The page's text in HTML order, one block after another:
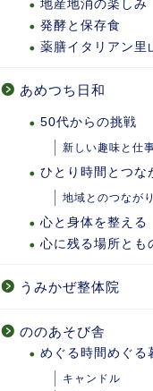
地産地消の楽しみ
発酵と保存食
薬膳イタリアン里
あめつち日和
50代からの挑戦
新しい趣味と仕
ひとり時間とつな
地域とのつながり
心と身体を整える
心に残る場所とも
うみかぜ整体院
ののあそび舎
めぐる時間めぐる
キャンドル